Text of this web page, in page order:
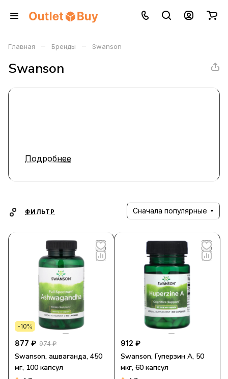
Главная – Бренды – Swanson
Swanson
Подробнее
ФИЛЬТР Сначала популярные
-10%
877 ₽ 974 ₽
Swanson, ашваганда, 450
мг, 100 капсул
912 ₽
Swanson, Гуперзин A, 50
мкг, 60 капсул